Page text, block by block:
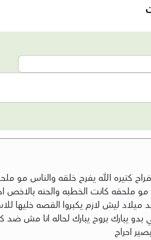
كتيره الله يفرح خلقه والناس
ملحقه كانت الخطبه والحنه بالاخص
ميلاد ليش لازم يكبروا القصه
بدو يبارك بروح يبارك لحاله انا
احراج